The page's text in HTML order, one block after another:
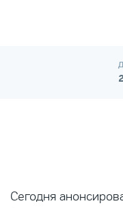
Сегодня